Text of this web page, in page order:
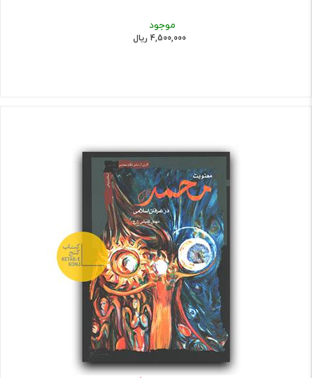
موجود
4,500,000 ریال